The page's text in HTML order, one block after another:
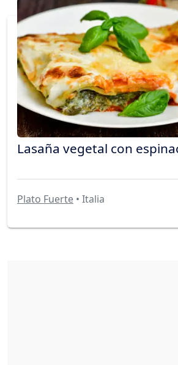
Lasaña vegetal con
Plato Fuerte • Italia